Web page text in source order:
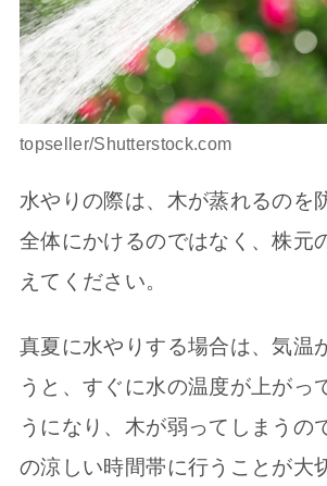
topseller/Shutterstock.com
水やりの際は、木が蒸れるのを
全体にかけるのではなく、株元
えてください。
真夏に水やりする場合は、気温
うと、すぐに水の温度が上がっ
うになり、木が弱ってしまうの
の涼しい時間帯に行うことが大